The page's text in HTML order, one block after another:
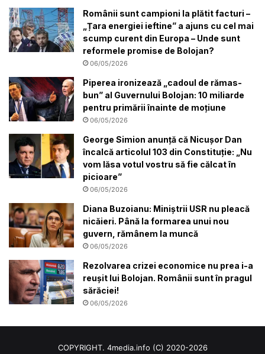
Românii sunt campioni la plătit facturi –
„Țara energiei ieftine” a ajuns cu cel mai
scump curent din Europa – Unde sunt
reformele promise de Bolojan?
06/05/2026
Piperea ironizează „cadoul de rămas-
bun” al Guvernului Bolojan: 10 miliarde
pentru primării înainte de moțiune
06/05/2026
George Simion anunță că Nicușor Dan
încalcă articolul 103 din Constituție: „Nu
vom lăsa votul vostru să fie călcat în
picioare”
06/05/2026
Diana Buzoianu: Miniștrii USR nu pleacă
nicăieri. Până la formarea unui nou
guvern, rămânem la muncă
06/05/2026
Rezolvarea crizei economice nu prea i-a
reușit lui Bolojan. Românii sunt în pragul
sărăciei!
06/05/2026
COPYRIGHT. 4media.info (C) 2020-2026